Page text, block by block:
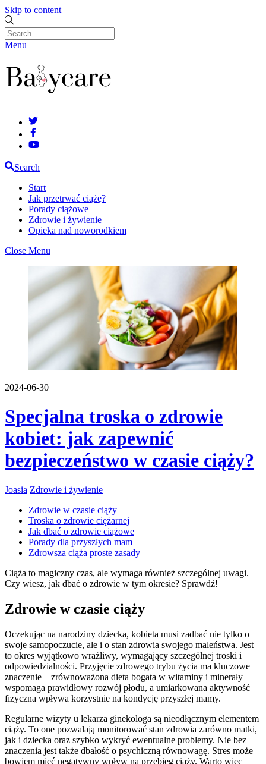
Skip to content
Menu
Search
Start
Jak przetrwać ciążę?
Porady ciążowe
Zdrowie i żywienie
Opieka nad noworodkiem
Close Menu
2024-06-30
Specjalna troska o zdrowie
kobiet: jak zapewnić
bezpieczeństwo w czasie ciąży?
Joasia Zdrowie i żywienie
Zdrowie w czasie ciąży
Troska o zdrowie ciężarnej
Jak dbać o zdrowie ciążowe
Porady dla przyszłych mam
Zdrowsza ciąża proste zasady
Ciąża to magiczny czas, ale wymaga również szczególnej uwagi.
Czy wiesz, jak dbać o zdrowie w tym okresie? Sprawdź!
Zdrowie w czasie ciąży
Oczekując na narodziny dziecka, kobieta musi zadbać nie tylko o
swoje samopoczucie, ale i o stan zdrowia swojego maleństwa. Jest
to okres wyjątkowo wrażliwy, wymagający szczególnej troski i
odpowiedzialności. Przyjęcie zdrowego trybu życia ma kluczowe
znaczenie – zrównoważona dieta bogata w witaminy i minerały
wspomaga prawidłowy rozwój płodu, a umiarkowana aktywność
fizyczna wpływa korzystnie na kondycję przyszłej mamy.
Regularne wizyty u lekarza ginekologa są nieodłącznym elementem
ciąży. To one pozwalają monitorować stan zdrowia zarówno matki,
jak i dziecka oraz szybko wykryć ewentualne problemy. Nie bez
znaczenia jest także dbałość o psychiczną równowagę. Stres może
bowiem mieć negatywny wpływ na przebieg ciąży. Warto więc